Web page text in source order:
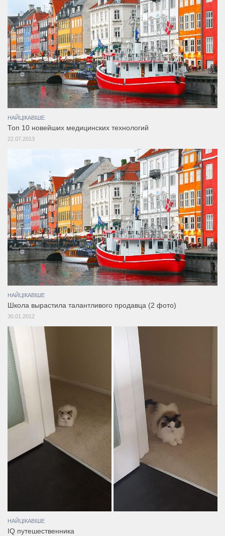
НАЙЦІКАВІШЕ
Топ 10 новейших медицинских технологий
22.07.2013
НАЙЦІКАВІШЕ
Школа вырастила талантливого продавца (2 фото)
30.01.2012
НАЙЦІКАВІШЕ
IQ путешественника